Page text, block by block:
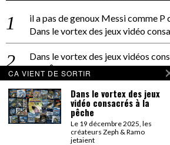
il a pas de genoux Messi comme P
Dans le vortex des jeux vidéo
Dans le vortex des jeux vidéos
PACÔME THIELLEMENT
La séance d’Hip Gnose
La Patrie
dans
On a parlé Dolce Vita et lutte des
Bernardino Femminielli
CA VIENT DE SORTIR
Dans le vortex des jeux
vidéo consacrés à la
pêche
Le 19 décembre 2025, les
créateurs Zeph & Ramo
jetaient